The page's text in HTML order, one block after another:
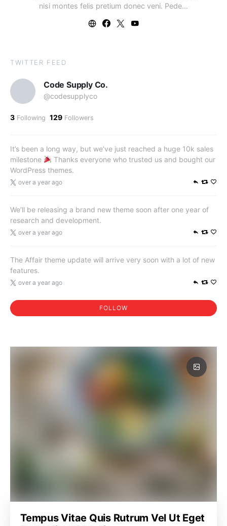
nisi montes felis pretium donec veni. Pede…
TWITTER FEED
Code Supply Co.
@codesupplyco
3 Following 129 Followers
It’s been a long way, but we’ve just reached a huge 10k sales
milestone
Thanks everyone who trusted us and bought our
WordPress themes.
over a year ago
We’ll be releasing a brand new theme soon after one year of
research and development.
over a year ago
The Affair theme update will arrive very soon with a lot of new
features.
over a year ago
FOLLOW
Tempus Vitae Quis Rutrum Vel Ut Eget